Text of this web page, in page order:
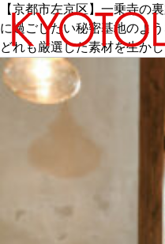
エリアから探す
地図から探す
カテゴリーから
【京都市左京区】一乗寺の
に過ごしたい秘密基地のよ
どれも厳選した素材を生か